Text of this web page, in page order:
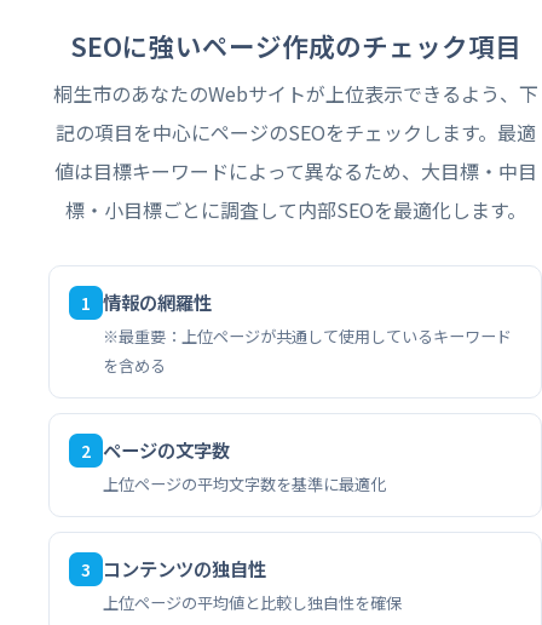
SEOに強いページ作成のチェック項目
桐生市のあなたのWebサイトが上位表示できるよう、下
記の項目を中心にページのSEOをチェックします。最適
値は目標キーワードによって異なるため、大目標・中目
標・小目標ごとに調査して内部SEOを最適化します。
1 情報の網羅性
※最重要：上位ページが共通して使用しているキーワード
を含める
2 ページの文字数
上位ページの平均文字数を基準に最適化
3 コンテンツの独自性
上位ページの平均値と比較し独自性を確保